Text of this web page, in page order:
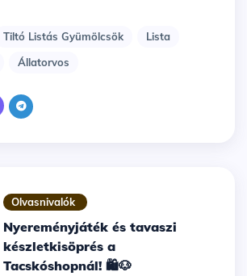
Tiltó Listás Gyümölcsök
Lista
Állatorvos
Olvasnivalók
Nyereményjáték és tavaszi
készletkisöprés a
Tacskóshopnál! 🛍️🐶